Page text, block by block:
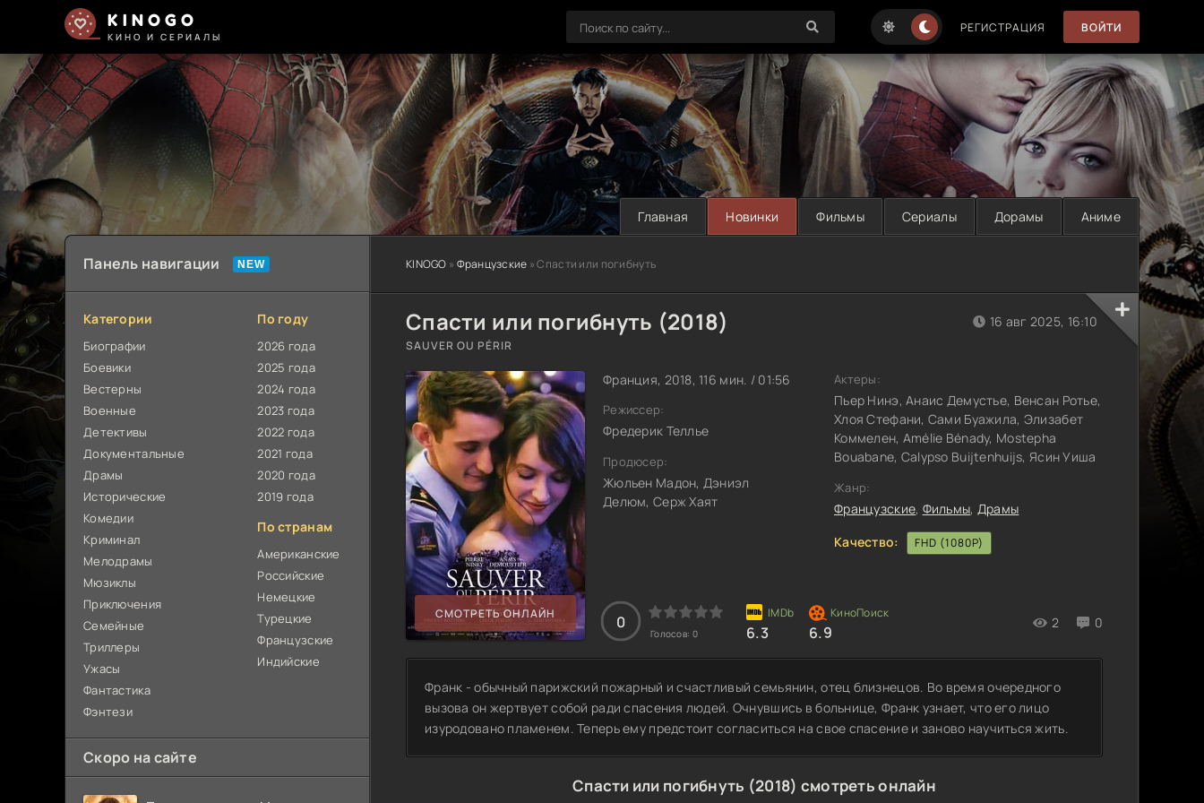
KINOGO
КИНО И СЕРИАЛЫ
РЕГИСТРАЦИЯ ВОЙТИ
Главная Новинки Фильмы Сериалы Дорамы Аниме
KINOGO » Французские » Спасти или погибнуть
Спасти или погибнуть (2018)
SAUVER OU PÉRIR
СМОТРЕТЬ ОНЛАЙН
Франция, 2018, 116 мин. / 01:56
Режиссер:
Фредерик Теллье
Продюсер:
Жюльен Мадон, Дэниэл
Делюм, Серж Хаят
0
Голосов: 0 6.3 6.9
2 0
16 авг 2025, 16:10
Актеры:
Пьер Нинэ, Анаис Демустье, Венсан Ротье,
Хлоя Стефани, Сами Буажила, Элизабет
Коммелен, Amélie Bénady, Mostepha
Bouabane, Calypso Buijtenhuijs, Ясин Уиша
Жанр:
Французские, Фильмы, Драмы
Качество:
FHD (1080P)
Франк - обычный парижский пожарный и счастливый семьянин, отец близнецов. Во время очередного
вызова он жертвует собой ради спасения людей. Очнувшись в больнице, Франк узнает, что его лицо
изуродовано пламенем. Теперь ему предстоит согласиться на свое спасение и заново научиться жить.
Спасти или погибнуть (2018) смотреть онлайн
Панель навигации
Категории
Биографии
Боевики
Вестерны
Военные
Детективы
Документальные
Драмы
Исторические
Комедии
Криминал
Мелодрамы
Мюзиклы
Приключения
Семейные
Триллеры
Ужасы
Фантастика
Фэнтези
По году
2026 года
2025 года
2024 года
2023 года
2022 года
2021 года
2020 года
2019 года
По странам
Американские
Российские
Немецкие
Турецкие
Французские
Индийские
Скоро на сайте